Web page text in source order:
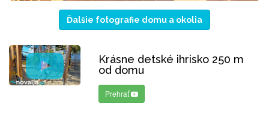
Ďalšie fotografie domu a okolia
Krásne detské ihrisko 250 m
od domu
Prehrať